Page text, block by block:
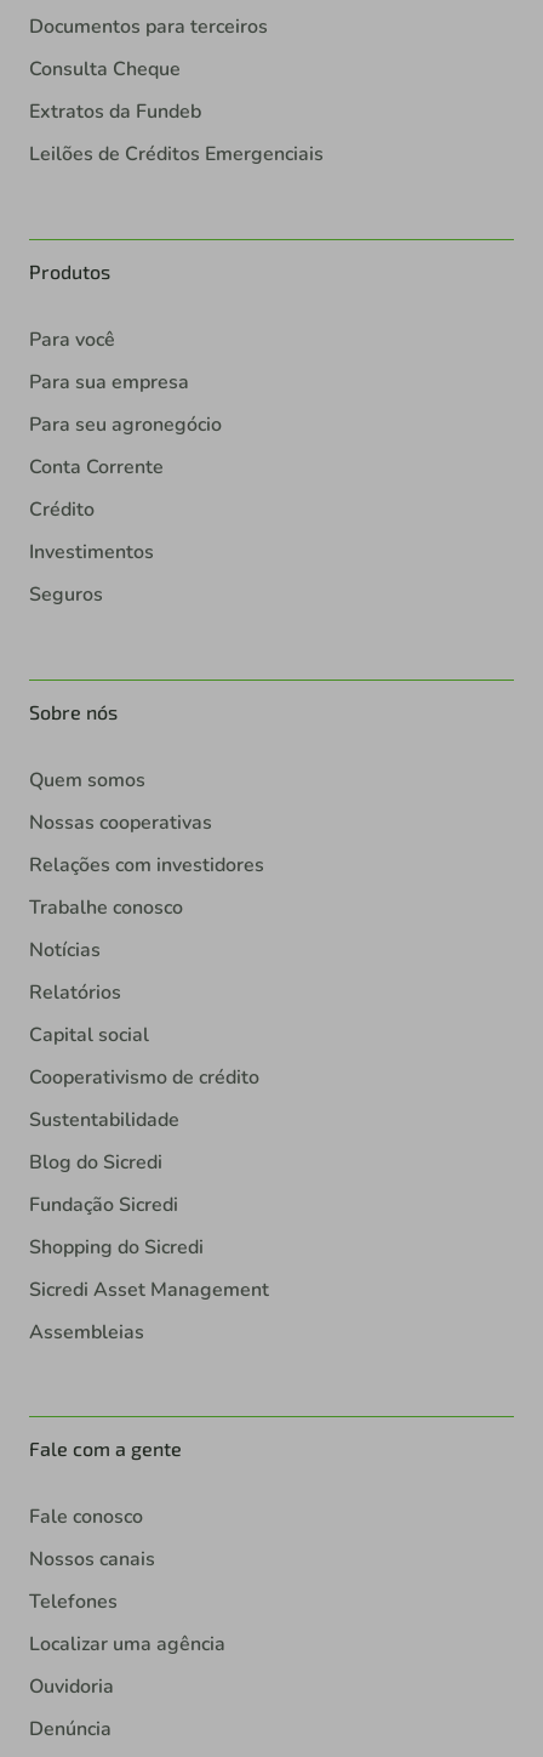
Documentos para terceiros
Consulta Cheque
Extratos da Fundeb
Leilões de Créditos Emergenciais
Produtos
Para você
Para sua empresa
Para seu agronegócio
Conta Corrente
Crédito
Investimentos
Seguros
Sobre nós
Quem somos
Nossas cooperativas
Relações com investidores
Trabalhe conosco
Notícias
Relatórios
Capital social
Cooperativismo de crédito
Sustentabilidade
Blog do Sicredi
Fundação Sicredi
Shopping do Sicredi
Sicredi Asset Management
Assembleias
Fale com a gente
Fale conosco
Nossos canais
Telefones
Localizar uma agência
Ouvidoria
Denúncia